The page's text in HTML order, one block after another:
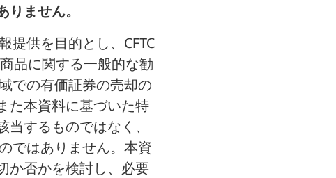
ません。
提供を目的とし、CFTC
品に関する一般的な勧
での有価証券の売却の
た本資料に基づいた特
するものではなく、
ではありません。本資
か否かを検討し、必要